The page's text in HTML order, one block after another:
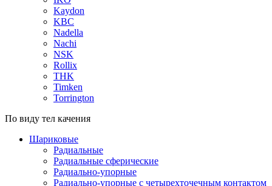
Kaydon
KBC
Nadella
Nachi
NSK
Rollix
THK
Timken
Torrington
По виду тел качения
Шариковые
Радиальные
Радиальные сферические
Радиально-упорные
Радиально-упорные с четырехточечным контактом